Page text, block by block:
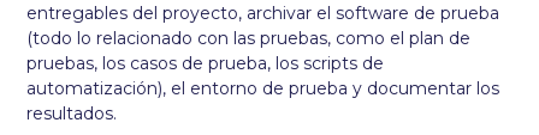
entregables del proyecto, archivar el software de prueba
(todo lo relacionado con las pruebas, como el plan de
pruebas, los casos de prueba, los scripts de
automatización), el entorno de prueba y documentar los
resultados.